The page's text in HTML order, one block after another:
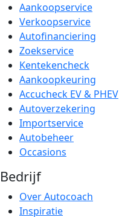
Aankoopservice
Verkoopservice
Autofinanciering
Zoekservice
Kentekencheck
Aankoopkeuring
Accucheck EV & PHEV
Autoverzekering
Importservice
Autobeheer
Occasions
Bedrijf
Over Autocoach
Inspiratie